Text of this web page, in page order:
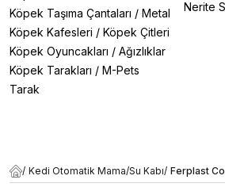
Köpek Taşıma Çantaları / Metal
Köpek Kafesleri / Köpek Çitleri
Köpek Oyuncakları / Ağızlıklar
Köpek Tarakları / M-Pets
Tarak
Nerite
/ Kedi Otomatik Mama/Su Kabı/ Ferplast